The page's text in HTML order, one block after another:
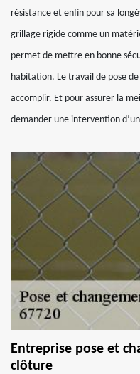
résistance et enfin pour sa
grillage rigide comme un
permet de mettre en bonne
habitation. Le travail de pose
accomplir. Et pour assurer la
demander une intervention
Entreprise pose et
clôture